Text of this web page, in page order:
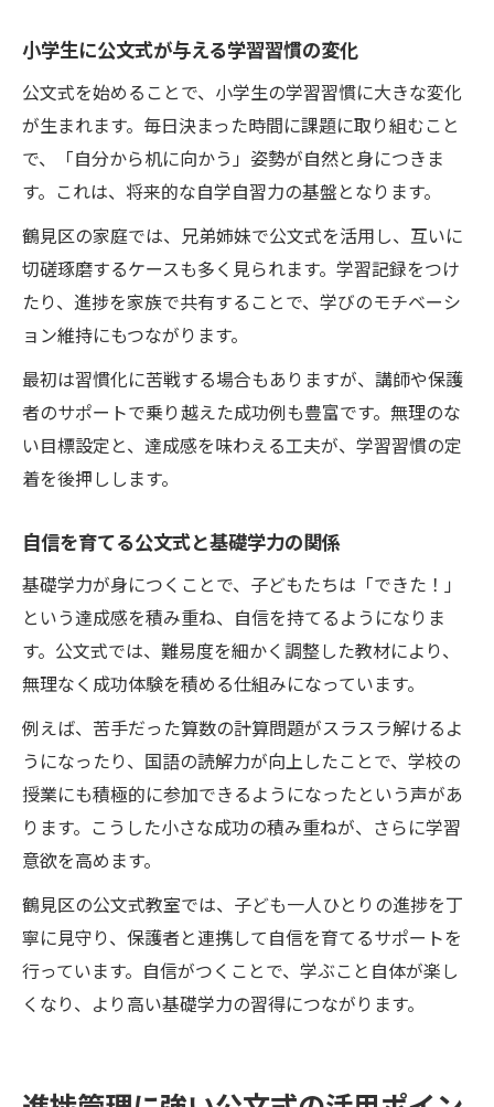
小学生に公文式が与える学習習慣の変化
公文式を始めることで、小学生の学習習慣に大きな変化
が生まれます。毎日決まった時間に課題に取り組むこと
で、「自分から机に向かう」姿勢が自然と身につきま
す。これは、将来的な自学自習力の基盤となります。
鶴見区の家庭では、兄弟姉妹で公文式を活用し、互いに
切磋琢磨するケースも多く見られます。学習記録をつけ
たり、進捗を家族で共有することで、学びのモチベーシ
ョン維持にもつながります。
最初は習慣化に苦戦する場合もありますが、講師や保護
者のサポートで乗り越えた成功例も豊富です。無理のな
い目標設定と、達成感を味わえる工夫が、学習習慣の定
着を後押しします。
自信を育てる公文式と基礎学力の関係
基礎学力が身につくことで、子どもたちは「できた！」
という達成感を積み重ね、自信を持てるようになりま
す。公文式では、難易度を細かく調整した教材により、
無理なく成功体験を積める仕組みになっています。
例えば、苦手だった算数の計算問題がスラスラ解けるよ
うになったり、国語の読解力が向上したことで、学校の
授業にも積極的に参加できるようになったという声があ
ります。こうした小さな成功の積み重ねが、さらに学習
意欲を高めます。
鶴見区の公文式教室では、子ども一人ひとりの進捗を丁
寧に見守り、保護者と連携して自信を育てるサポートを
行っています。自信がつくことで、学ぶこと自体が楽し
くなり、より高い基礎学力の習得につながります。